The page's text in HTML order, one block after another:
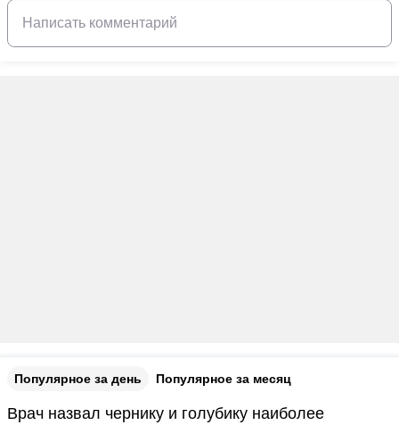
Популярное за день Популярное за месяц
Врач назвал чернику и голубику наиболее